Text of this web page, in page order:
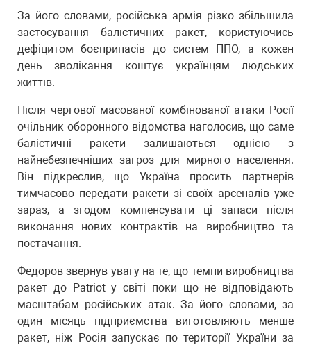
За його словами, російська армія різко збільшила
застосування балістичних ракет, користуючись
дефіцитом боєприпасів до систем ППО, а кожен
день зволікання коштує українцям людських
життів.
Після чергової масованої комбінованої атаки Росії
очільник оборонного відомства наголосив, що саме
балістичні ракети залишаються однією з
найнебезпечніших загроз для мирного населення.
Він підкреслив, що Україна просить партнерів
тимчасово передати ракети зі своїх арсеналів уже
зараз, а згодом компенсувати ці запаси після
виконання нових контрактів на виробництво та
постачання.
Федоров звернув увагу на те, що темпи виробництва
ракет до Patriot у світі поки що не відповідають
масштабам російських атак. За його словами, за
один місяць підприємства виготовляють менше
ракет, ніж Росія запускає по території України за